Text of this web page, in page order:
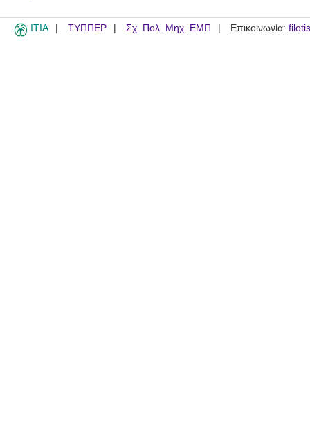
ITIA ΤΥΠΠΕΡ Σχ. Πολ. Μηχ. ΕΜΠ Επικοινωνία: